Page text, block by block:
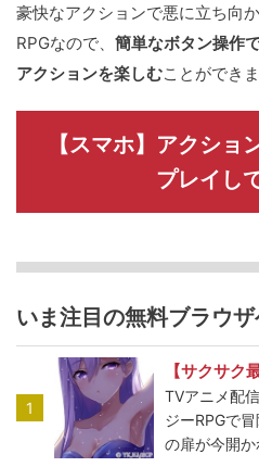
豪快なアクションで悪に立ち向
RPGなので、 簡単なボタン操作
アクションを楽しむことができま
【スマホ】アクショ
プレイし
いま注目の無料ブラウザ
1
【サクサク
TVアニメ配
ジーRPGで
の扉が今開か